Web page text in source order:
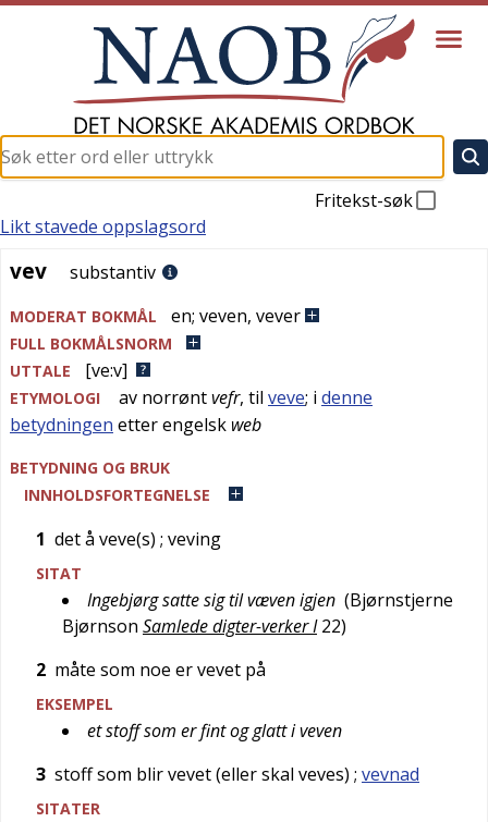
Fritekst-søk
vev
Likt stavede oppslagsord
vev substantiv
MODERAT BOKMÅL en; veven, vever
FULL BOKMÅLSNORM
UTTALE
[ve:v]
ETYMOLOGI av norrøntvefr, til veve; i denne
betydningen etterengelsk web
BETYDNING OG BRUK
INNHOLDSFORTEGNELSE
1 det å veve(s) ; veving
SITAT
Ingebjørg satte sig til væven igjen (Bjørnstjerne
Bjørnson Samlede digter-verker I 22)
2 måte som noe er vevet på
EKSEMPEL
et stoff som er fint og glatt i veven
3 stoff som blir vevet (eller skal veves) ; vevnad
SITATER